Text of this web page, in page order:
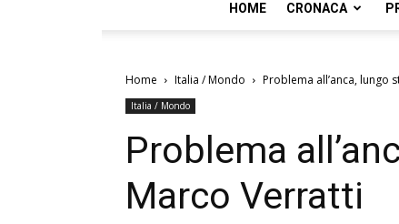
HOME CRONACA
Home Italia / Mondo Problema all’anca, lungo
Italia / Mondo
Problema
Marco Verratti